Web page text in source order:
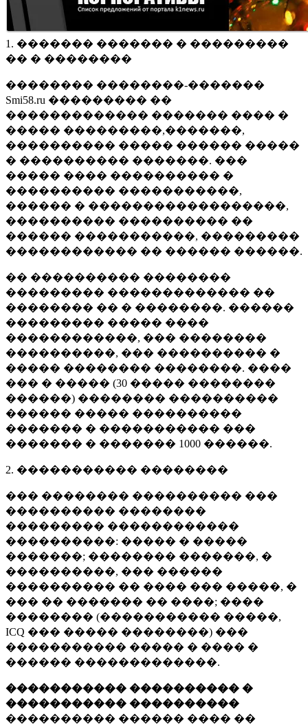
1. ������� ������� � ���������
�� � ��������
�������� ��������-�������
Smi58.ru ��������� ��
������������� ������� ���� �
����� ���������,�������,
���������� ����� ������ �����
� ���������� �������. ���
����� ���� ���������� �
���������� �����������,
������ � ������������������,
���������� ���������� ��
������ �����������, ���������
������������ �� ������ ������.
�� ���������� ��������
��������� ������������� ��
�������� �� � ��������. ������
��������� ����� ����
������������, ��� ��������
����������, ��� ���������� �
����� �������� ��������. ����
��� � ����� (30 ����� ��������
������) �������� ����������
������ ����� ����������
������� � ����������� ���
������� � ������� 1000 ������.
2. ����������� ��������
��� �������� ���������� ���
���������� ��������
��������� ������������
����������: ����� � �����
�������; �������� �������, �
����������, ��� ������
���������� �� ���� ��� �����, �
��� �� ������� �� ����; ����
�������� (����������� �����,
ICQ ��� ����� ��������) ���
����������� ����� � ���� �
������ �������������.
����������� ���������� �
����������� ����������
���������� ������ ���� ��